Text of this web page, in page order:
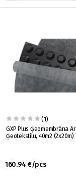
(1)
GXP Plus Ģeomembrāna Ar
Ģeotekstilu, 40m2 (2x20m)
160.94 €/pcs